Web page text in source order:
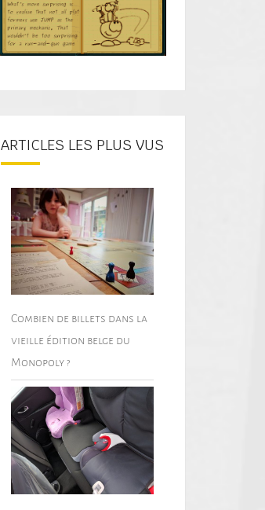
ARTICLES LES PLUS VUS
Combien de billets dans la
vieille édition belge du
Monopoly ?